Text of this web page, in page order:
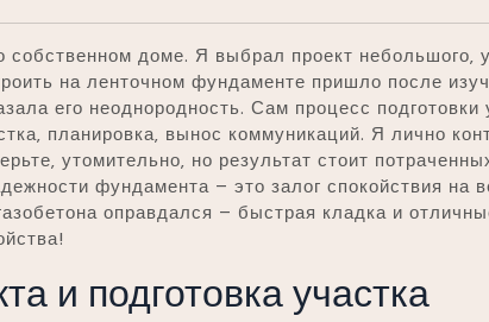
доме. Я выбрал проект небольшого‚
на ленточном фундаменте пришло после
его неоднородность. Сам процесс подготовки
планировка‚ вынос коммуникаций. Я лично
утомительно‚ но результат стоит
фундамента – это залог спокойствия на
оправдался – быстрая кладка и
и подготовка участка